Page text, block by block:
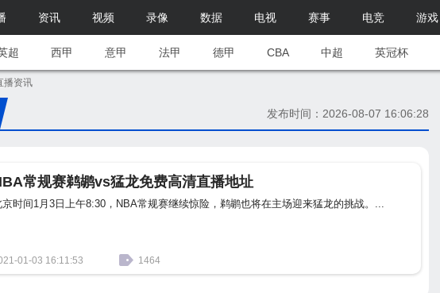
资讯 视频 录像 数据 电视 赛事 电竞 游戏
超 西甲 意甲 法甲 德甲 CBA 中超 英冠杯
播资讯
发布时间：2026-08-07 16:06:28
常规赛鹈鹕vs猛龙免费高清直播地址
京时间1月3日上午8:30，NBA常规赛继续惊险，鹈鹕也将在主场迎来猛龙的挑战。...
01-03 16:11:53 1464